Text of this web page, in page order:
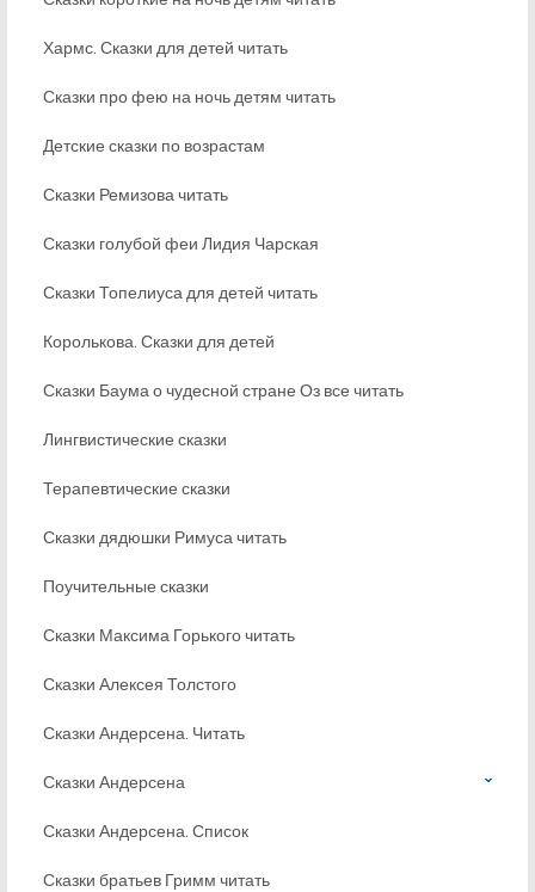
Хармс. Сказки для детей читать
Сказки про фею на ночь детям читать
Детские сказки по возрастам
Сказки Ремизова читать
Сказки голубой феи Лидия Чарская
Сказки Топелиуса для детей читать
Королькова. Сказки для детей
Сказки Баума о чудесной стране Оз все читать
Лингвистические сказки
Терапевтические сказки
Сказки дядюшки Римуса читать
Поучительные сказки
Сказки Максима Горького читать
Сказки Алексея Толстого
Сказки Андерсена. Читать
Сказки Андерсена
Сказки Андерсена. Список
Сказки братьев Гримм читать